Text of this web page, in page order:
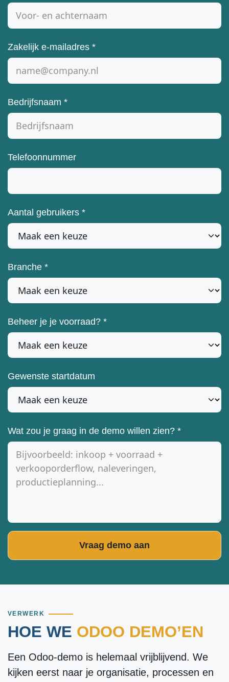
Zakelijk e-mailadres *
Bedrijfsnaam *
Telefoonnummer
Aantal gebruikers *
Branche *
Beheer je je voorraad? *
Gewenste startdatum
Wat zou je graag in de demo willen zien? *
Vraag demo aan
VERWERK
HOE WE ODOO DEMO’EN
Een Odoo-demo is helemaal vrijblijvend. We
kijken eerst naar je organisatie, processen en